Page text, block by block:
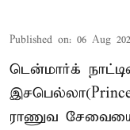
Published on: 06 Aug
டென்மார்க்
ராணுவ சேவையை